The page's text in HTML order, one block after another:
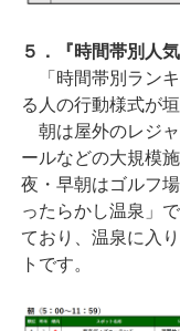
５．『時間帯別人
「時間帯別ラン
る人の行動様式が
朝は屋外のレジ
ールなどの大規模
夜・早朝はゴルフ
ったらかし温泉」
ており、温泉に入
トです。